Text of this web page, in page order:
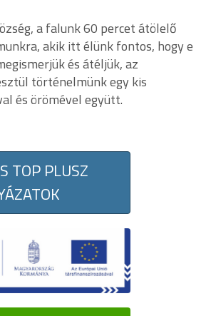
a falunk 60 percet átölelő
akik itt élünk fontos, hogy e
és átéljük, az
történelmünk egy kis
és örömével együtt.
TOP PLUSZ